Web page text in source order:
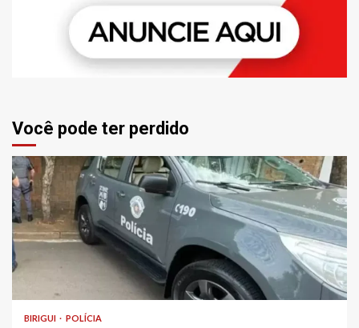
Você pode ter perdido
BIRIGUI POLÍCIA